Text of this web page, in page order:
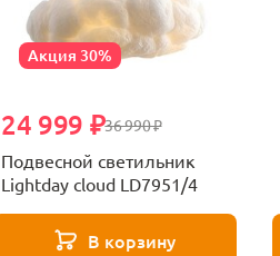
Акция 30%
36 990 ₽
24 999 ₽
Подвесной светильник
Lightday cloud LD7951/4
В корзину